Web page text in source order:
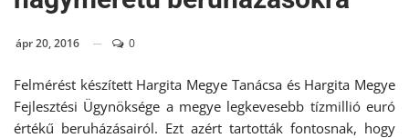
ápr 20, 2016 0
Felmérést készített Hargita Megye Tanácsa és Hargita Megye
Fejlesztési Ügynöksége a megye legkevesebb tízmillió euró
értékű beruházásairól. Ezt azért tartották fontosnak, hogy